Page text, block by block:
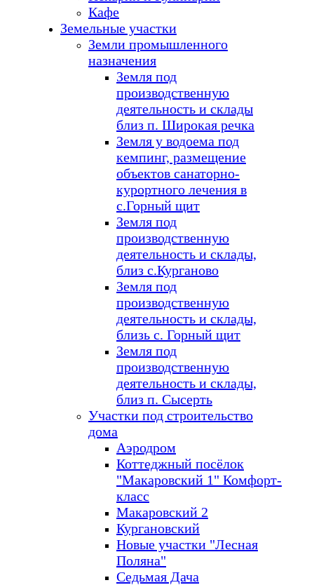
Кафе
Земельные участки
Земли промышленного
назначения
Земля под
производственную
деятельность и склады
близ п. Широкая речка
Земля у водоема под
кемпинг, размещение
объектов санаторно-
курортного лечения в
с.Горный щит
Земля под
производственную
деятельность и склады,
близ с.Курганово
Земля под
производственную
деятельность и склады,
близь с. Горный щит
Земля под
производственную
деятельность и склады,
близ п. Сысерть
Участки под строительство
дома
Аэродром
Коттеджный посёлок
"Макаровский 1" Комфорт-
класс
Макаровский 2
Кургановский
Новые участки "Лесная
Поляна"
Седьмая Дача